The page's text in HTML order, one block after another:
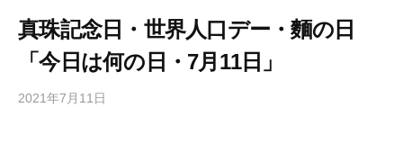
真珠記念日・世界人口デー・麵の日
「今日は何の日・7月11日」
2021年7月11日